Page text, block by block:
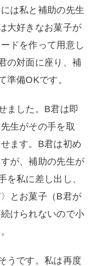
は私と補助の先生
大好きなお菓子が
ドを作って用意し
の対面に座り、補
準備OKです。
ました。B君は即
生がその手を取
ます。B君は初め
が、補助の先生が
を私に差し出し、
とお菓子（B君が
けられないので小
うです。私は再度